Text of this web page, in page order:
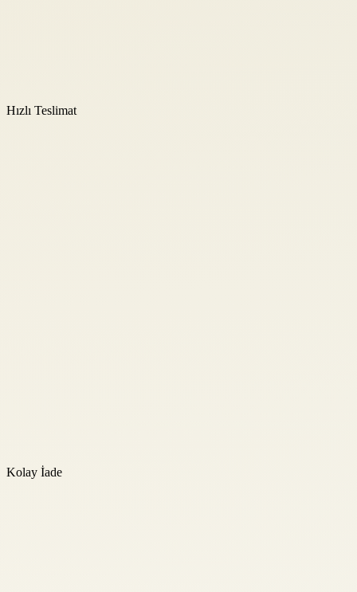
Hızlı Teslimat
Kolay İade